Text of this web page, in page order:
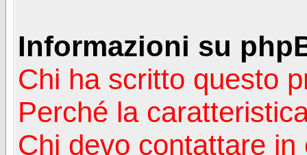
Informazioni su
Chi ha scritto questo
Perché la
Chi devo contattare